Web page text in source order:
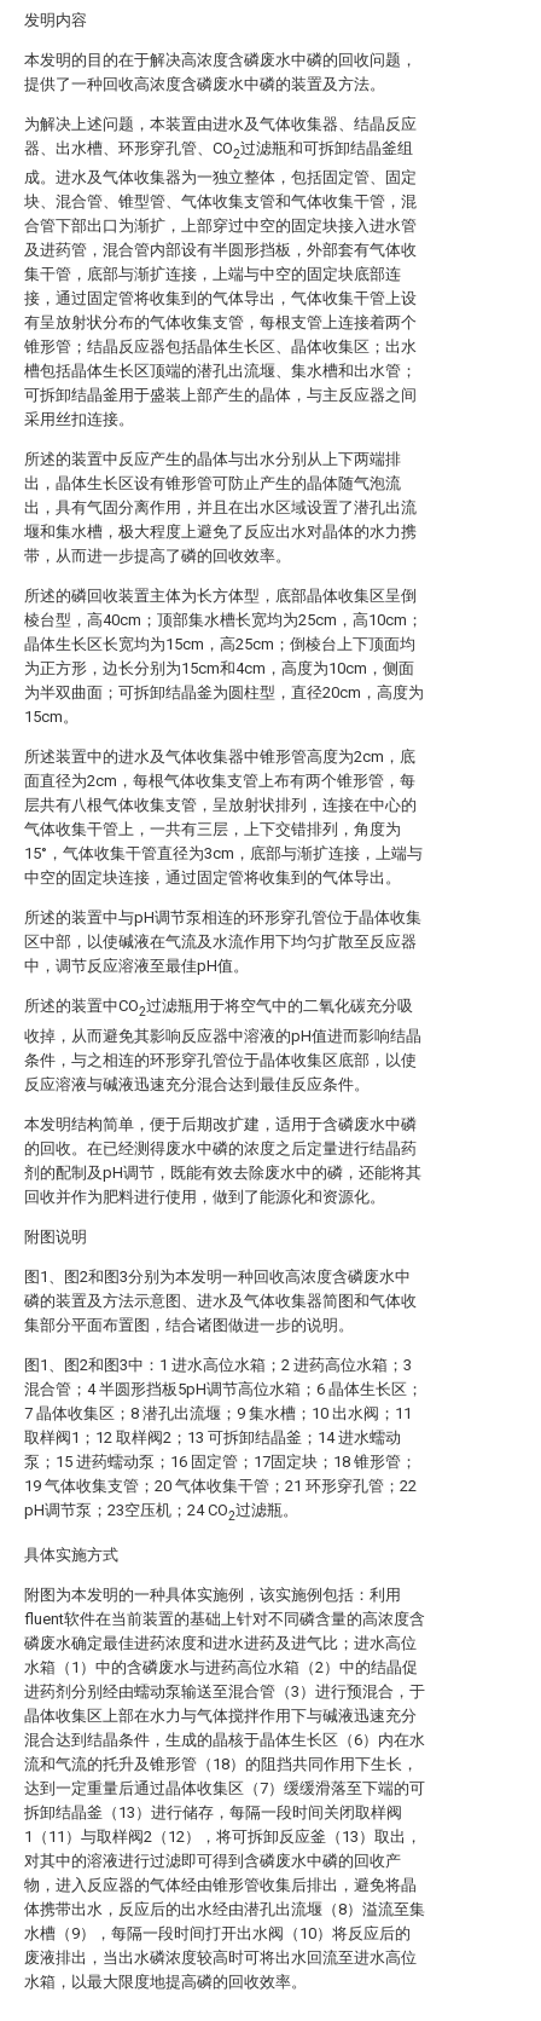
发明内容
本发明的目的在于解决高浓度含磷废水中磷的回收问题，
提供了一种回收高浓度含磷废水中磷的装置及方法。
为解决上述问题，本装置由进水及气体收集器、结晶反应
器、出水槽、环形穿孔管、CO2过滤瓶和可拆卸结晶釜组
成。进水及气体收集器为一独立整体，包括固定管、固定
块、混合管、锥型管、气体收集支管和气体收集干管，混
合管下部出口为渐扩，上部穿过中空的固定块接入进水管
及进药管，混合管内部设有半圆形挡板，外部套有气体收
集干管，底部与渐扩连接，上端与中空的固定块底部连
接，通过固定管将收集到的气体导出，气体收集干管上设
有呈放射状分布的气体收集支管，每根支管上连接着两个
锥形管；结晶反应器包括晶体生长区、晶体收集区；出水
槽包括晶体生长区顶端的潜孔出流堰、集水槽和出水管；
可拆卸结晶釜用于盛装上部产生的晶体，与主反应器之间
采用丝扣连接。
所述的装置中反应产生的晶体与出水分别从上下两端排
出，晶体生长区设有锥形管可防止产生的晶体随气泡流
出，具有气固分离作用，并且在出水区域设置了潜孔出流
堰和集水槽，极大程度上避免了反应出水对晶体的水力携
带，从而进一步提高了磷的回收效率。
所述的磷回收装置主体为长方体型，底部晶体收集区呈倒
棱台型，高40cm；顶部集水槽长宽均为25cm，高10cm；
晶体生长区长宽均为15cm，高25cm；倒棱台上下顶面均
为正方形，边长分别为15cm和4cm，高度为10cm，侧面
为半双曲面；可拆卸结晶釜为圆柱型，直径20cm，高度为
15cm。
所述装置中的进水及气体收集器中锥形管高度为2cm，底
面直径为2cm，每根气体收集支管上布有两个锥形管，每
层共有八根气体收集支管，呈放射状排列，连接在中心的
气体收集干管上，一共有三层，上下交错排列，角度为
15°，气体收集干管直径为3cm，底部与渐扩连接，上端与
中空的固定块连接，通过固定管将收集到的气体导出。
所述的装置中与pH调节泵相连的环形穿孔管位于晶体收集
区中部，以使碱液在气流及水流作用下均匀扩散至反应器
中，调节反应溶液至最佳pH值。
所述的装置中CO2过滤瓶用于将空气中的二氧化碳充分吸
收掉，从而避免其影响反应器中溶液的pH值进而影响结晶
条件，与之相连的环形穿孔管位于晶体收集区底部，以使
反应溶液与碱液迅速充分混合达到最佳反应条件。
本发明结构简单，便于后期改扩建，适用于含磷废水中磷
的回收。在已经测得废水中磷的浓度之后定量进行结晶药
剂的配制及pH调节，既能有效去除废水中的磷，还能将其
回收并作为肥料进行使用，做到了能源化和资源化。
附图说明
图1、图2和图3分别为本发明一种回收高浓度含磷废水中
磷的装置及方法示意图、进水及气体收集器简图和气体收
集部分平面布置图，结合诸图做进一步的说明。
图1、图2和图3中：1 进水高位水箱；2 进药高位水箱；3
混合管；4 半圆形挡板5pH调节高位水箱；6 晶体生长区；
7 晶体收集区；8 潜孔出流堰；9 集水槽；10 出水阀；11
取样阀1；12 取样阀2；13 可拆卸结晶釜；14 进水蠕动
泵；15 进药蠕动泵；16 固定管；17固定块；18 锥形管；
19 气体收集支管；20 气体收集干管；21 环形穿孔管；22
pH调节泵；23空压机；24 CO2过滤瓶。
具体实施方式
附图为本发明的一种具体实施例，该实施例包括：利用
fluent软件在当前装置的基础上针对不同磷含量的高浓度含
磷废水确定最佳进药浓度和进水进药及进气比；进水高位
水箱（1）中的含磷废水与进药高位水箱（2）中的结晶促
进药剂分别经由蠕动泵输送至混合管（3）进行预混合，于
晶体收集区上部在水力与气体搅拌作用下与碱液迅速充分
混合达到结晶条件，生成的晶核于晶体生长区（6）内在水
流和气流的托升及锥形管（18）的阻挡共同作用下生长，
达到一定重量后通过晶体收集区（7）缓缓滑落至下端的可
拆卸结晶釜（13）进行储存，每隔一段时间关闭取样阀
1（11）与取样阀2（12），将可拆卸反应釜（13）取出，
对其中的溶液进行过滤即可得到含磷废水中磷的回收产
物，进入反应器的气体经由锥形管收集后排出，避免将晶
体携带出水，反应后的出水经由潜孔出流堰（8）溢流至集
水槽（9），每隔一段时间打开出水阀（10）将反应后的
废液排出，当出水磷浓度较高时可将出水回流至进水高位
水箱，以最大限度地提高磷的回收效率。